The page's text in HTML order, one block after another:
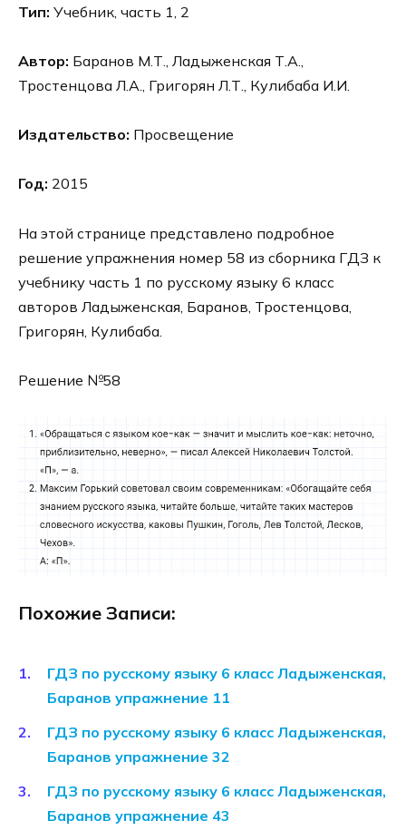
Тип: Учебник, часть 1, 2
Автор: Баранов М.Т., Ладыженская Т.А.,
Тростенцова Л.А., Григорян Л.Т., Кулибаба И.И.
Издательство: Просвещение
Год: 2015
На этой странице представлено подробное
решение упражнения номер 58 из сборника ГДЗ к
учебнику часть 1 по русскому языку 6 класс
авторов Ладыженская, Баранов, Тростенцова,
Григорян, Кулибаба.
Решение №58
Похожие Записи:
ГДЗ по русскому языку 6 класс Ладыженская,
Баранов упражнение 11
ГДЗ по русскому языку 6 класс Ладыженская,
Баранов упражнение 32
ГДЗ по русскому языку 6 класс Ладыженская,
Баранов упражнение 43